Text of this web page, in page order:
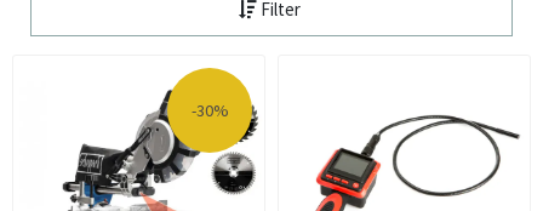
Filter
-30%